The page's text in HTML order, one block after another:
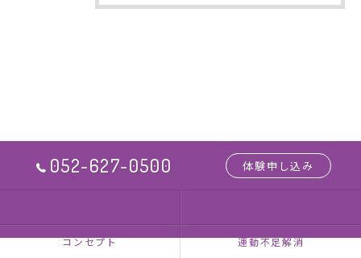
052-627-0500 体験申し込み
コンセプト 運動不足解消